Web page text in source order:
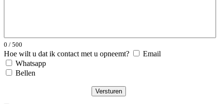
0 / 500
Hoe wilt u dat ik contact met u opneemt?
Email
Whatsapp
Bellen
Versturen